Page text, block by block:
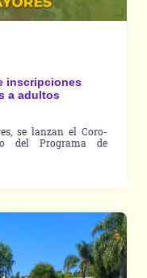
inscripciones
a adultos
se lanzan el Coro-
del Programa de